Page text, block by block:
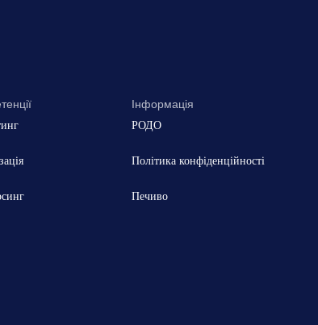
Інформація
РОДО
Політика конфіденційності
Печиво